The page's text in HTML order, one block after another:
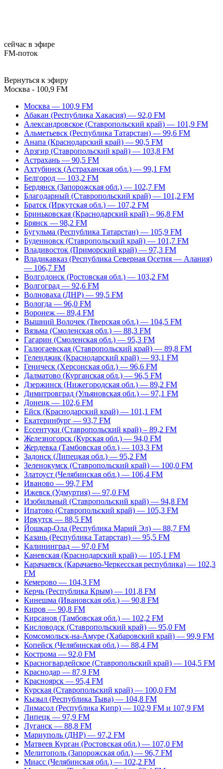
сейчас в эфире
FM-поток
Вернуться к эфиру
Москва - 100,9 FM
Москва — 100,9 FM
Абакан (Республика Хакасия) — 92,0 FM
Александровское (Ставропольский край) — 101,9 FM
Альметьевск (Республика Татарстан) — 99,6 FM
Анапа (Краснодарский край) — 90,5 FM
Арзгир (Ставропольский край) — 103,8 FM
Астрахань — 90,5 FM
Ахтубинск (Астраханская обл.) — 99,1 FM
Белгород — 103,2 FM
Бердянск (Запорожская обл.) — 102,7 FM
Благодарный (Ставропольский край) — 101,2 FM
Братск (Иркутская обл.) — 107,2 FM
Бриньковская (Краснодарский край) – 96,8 FM
Брянск — 98,2 FM
Бугульма (Республика Татарстан) — 105,9 FM
Буденновск (Ставропольский край) — 101,7 FM
Владивосток (Приморский край) — 97,3 FM
Владикавказ (Республика Северная Осетия — Алания)
— 106,7 FM
Волгодонск (Ростовская обл.) — 103,2 FM
Волгоград — 92,6 FM
Волноваха (ДНР) — 99,5 FM
Вологда — 96,0 FM
Воронеж — 89,4 FM
Вышний Волочек (Тверская обл.) — 104,5 FM
Вязьма (Смоленская обл.) — 88,3 FM
Гагарин (Смоленская обл.) — 95,3 FM
Галюгаевская (Ставропольский край) — 89,8 FM
Геленджик (Краснодарский край) — 93,1 FM
Геническ (Херсонская обл.) — 96,6 FM
Далматово (Курганская обл.) — 96,5 FM
Дзержинск (Нижегородская обл.) — 89,2 FM
Димитровград (Ульяновская обл.) — 97,1 FM
Донецк — 102,6 FM
Ейск (Краснодарский край) — 101,1 FM
Екатеринбург — 93,7 FM
Ессентуки (Ставропольский край) – 89,2 FM
Железногорск (Курская обл.) — 94,0 FM
Жердевка (Тамбовская обл.) — 103,3 FM
Задонск (Липецкая обл.) — 95,2 FM
Зеленокумск (Ставропольский край) — 100,0 FM
Златоуст (Челябинская обл.) — 106,4 FM
Иваново — 99,7 FM
Ижевск (Удмуртия) — 97,0 FM
Изобильный (Ставропольский край) — 94,8 FM
Ипатово (Ставропольский край) — 105,3 FM
Иркутск — 88,5 FM
Йошкар-Ола (Республика Марий Эл) — 88,7 FM
Казань (Республика Татарстан) — 95,5 FM
Калининград — 97,0 FM
Каневская (Краснодарский край) — 105,1 FM
Карачаевск (Карачаево-Черкесская республика) — 102,3
FM
Кемерово — 104,3 FM
Керчь (Республика Крым) — 101,8 FM
Кинешма (Ивановская обл.) — 90,8 FM
Киров — 90,8 FM
Кирсанов (Тамбовская обл.) — 102,2 FM
Кисловодск (Ставропольский край) — 95,0 FM
Комсомольск-на-Амуре (Хабаровский край) — 99,9 FM
Копейск (Челябинская обл.) — 88,4 FM
Кострома — 92,0 FM
Красногвардейское (Ставропольский край) — 104,5 FM
Краснодар — 87,9 FM
Красноярск — 95,4 FM
Курская (Ставропольский край) — 100,0 FM
Кызыл (Республика Тыва) — 104,8 FM
Лимасол (Республика Кипр) — 102,9 FM и 107,9 FM
Липецк — 97,9 FM
Луганск — 88,8 FM
Мариуполь (ДНР) — 97,2 FM
Матвеев Курган (Ростовская обл.) — 107,0 FM
Мелитополь (Запорожская обл.) — 96,7 FM
Миасс (Челябинская обл.) — 102,2 FM